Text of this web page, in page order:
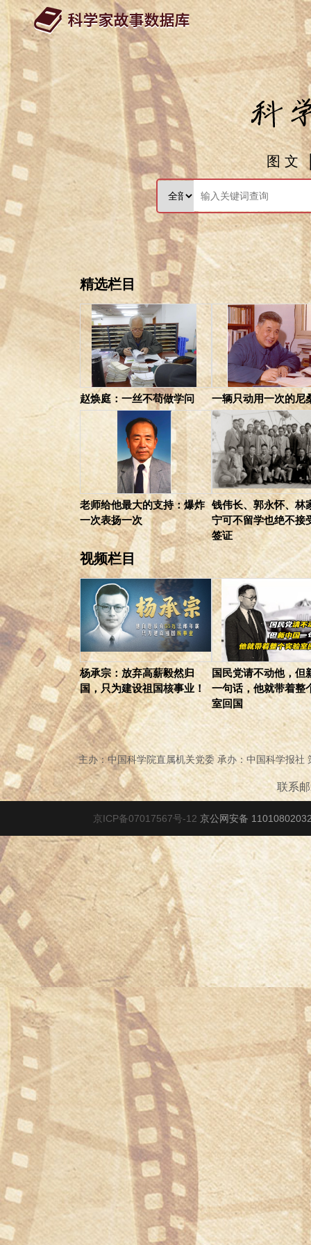
图 文
精选栏目
赵焕庭：一丝不苟做学问 一辆只动用一次的尼
老师给他最大的支持：爆炸
一次表扬一次
钱伟长、郭永怀、林
宁可不留学也绝不接
签证
视频栏目
杨承宗：放弃高薪毅然归
国，只为建设祖国核事业！
国民党请不动他，但
一句话，他就带着整
室回国
主办：中国科学院直属机关党委 承办：中国科学报
联系
京ICP备07017567号-12 京公网安备